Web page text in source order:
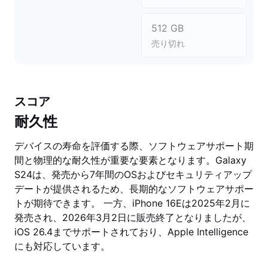
512 GB
売り切れ
スコア
耐久性
デバイスの寿命を評価する際、ソフトウェアサポート期
間と物理的な耐久性が重要な要素となります。Galaxy
S24は、発売から7年間のOSおよびセキュリティアップ
デートが提供されるため、長期的なソフトウェアサポー
トが期待できます。 一方、iPhone 16Eは2025年2月に
発売され、2026年3月2日に販売終了となりましたが、
iOS 26.4までサポートされており、Apple Intelligence
にも対応しています。